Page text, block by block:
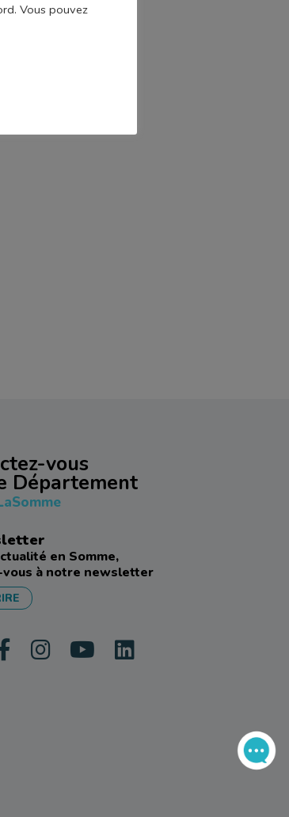
vous
Département
en Somme,
à notre newsletter
Twitter
Icône FaceBookIcône InstagramIcône Youtube
Vous pouvez